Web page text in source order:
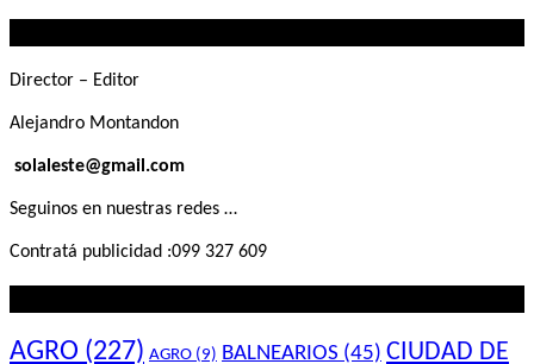
Director – Editor
Alejandro Montandon
solaleste@gmail.com
Seguinos en nuestras redes …
Contratá publicidad :099 327 609
AGRO (227) AGRO (9) BALNEARIOS (45) CIUDAD DE